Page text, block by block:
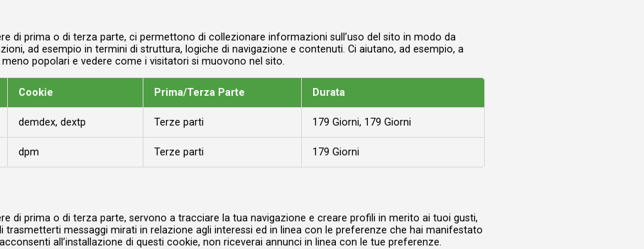
di prima o di terza parte, ci permettono di collezionare informazioni sull’uso del sito in modo da
ad esempio in termini di struttura, logiche di navigazione e contenuti. Ci aiutano, ad esempio, a
popolari e vedere come i visitatori si muovono nel sito.
Cookie Prima/Terza Parte Durata
demdex, dextp Terze parti 179 Giorni, 179 Giorni
dpm Terze parti 179 Giorni
di prima o di terza parte, servono a tracciare la tua navigazione e creare profili in merito ai tuoi gusti,
messaggi mirati in relazione agli interessi ed in linea con le preferenze che hai manifestato
all’installazione di questi cookie, non riceverai annunci in linea con le tue preferenze.